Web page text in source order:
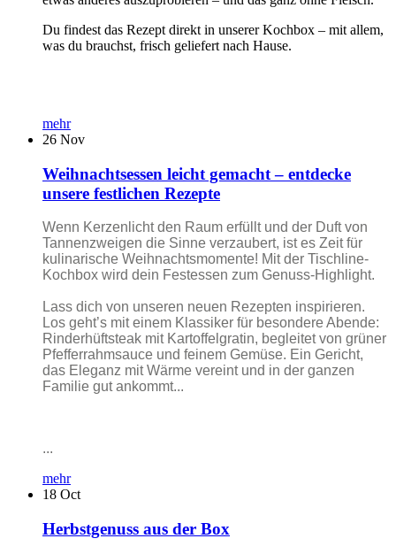
Du findest das Rezept direkt in unserer Kochbox – mit allem,
was du brauchst, frisch geliefert nach Hause.
mehr
26 Nov
Weihnachtsessen leicht gemacht – entdecke
unsere festlichen Rezepte
Wenn Kerzenlicht den Raum erfüllt und der Duft von
Tannenzweigen die Sinne verzaubert, ist es Zeit für
kulinarische Weihnachtsmomente! Mit der Tischline-
Kochbox wird dein Festessen zum Genuss-Highlight.
Lass dich von unseren neuen Rezepten inspirieren.
Los geht’s mit einem Klassiker für besondere Abende:
Rinderhüftsteak mit Kartoffelgratin, begleitet von grüner
Pfefferrahmsauce und feinem Gemüse. Ein Gericht,
das Eleganz mit Wärme vereint und in der ganzen
Familie gut ankommt...
...
mehr
18 Oct
Herbstgenuss aus der Box